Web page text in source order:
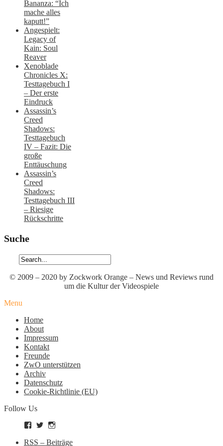
Bananza: “Ich
mache alles
kaputt!”
Angespielt:
Legacy of
Kain: Soul
Reaver
Xenoblade
Chronicles X:
Testtagebuch I
– Der erste
Eindruck
Assassin’s
Creed
Shadows:
Testtagebuch
IV – Fazit: Die
große
Enttäuschung
Assassin’s
Creed
Shadows:
Testtagebuch III
– Riesige
Rückschritte
Suche
© 2009 – 2020 by Zockwork Orange – News und Reviews rund
um die Kultur der Videospiele
Menu
Home
About
Impressum
Kontakt
Freunde
ZwO unterstützen
Archiv
Datenschutz
Cookie-Richtlinie (EU)
Follow Us
Profil
zockworkorange
Profil
zockworkorange
zockworkorange
RSS – Beiträge